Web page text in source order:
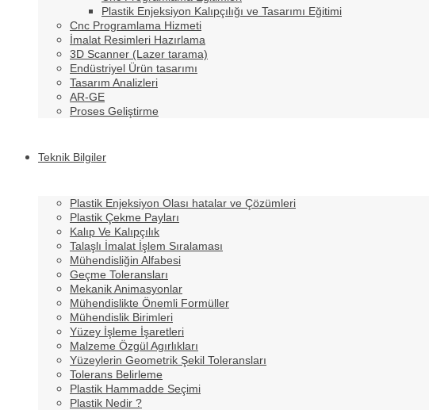
Plastik Enjeksiyon Kalıpçılığı ve Tasarımı Eğitimi
Cnc Programlama Hizmeti
İmalat Resimleri Hazırlama
3D Scanner (Lazer tarama)
Endüstriyel Ürün tasarımı
Tasarım Analizleri
AR-GE
Proses Geliştirme
Teknik Bilgiler
Plastik Enjeksiyon Olası hatalar ve Çözümleri
Plastik Çekme Payları
Kalıp Ve Kalıpçılık
Talaşlı İmalat İşlem Sıralaması
Mühendisliğin Alfabesi
Geçme Toleransları
Mekanik Animasyonlar
Mühendislikte Önemli Formüller
Mühendislik Birimleri
Yüzey İşleme İşaretleri
Malzeme Özgül Agırlıkları
Yüzeylerin Geometrik Şekil Toleransları
Tolerans Belirleme
Plastik Hammadde Seçimi
Plastik Nedir ?